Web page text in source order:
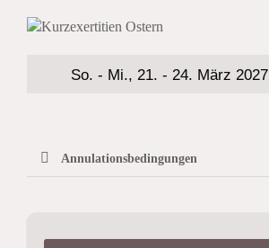
So. - Mi., 21. - 24. März 2027
Annulationsbedingungen